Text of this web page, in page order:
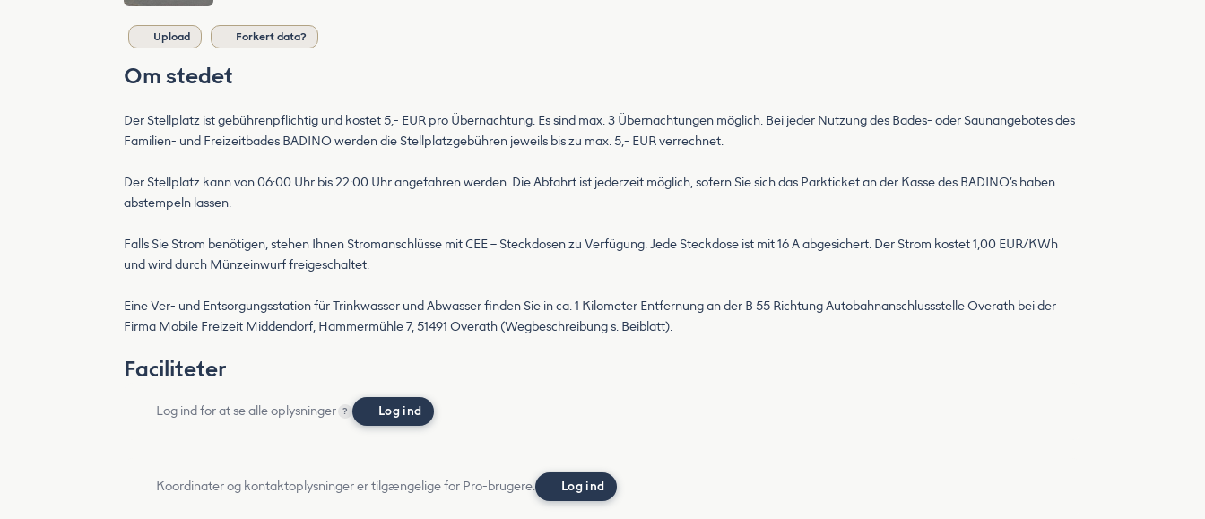
Upload Forkert data?
Om stedet
Der Stellplatz ist gebührenpflichtig und kostet 5,- EUR pro Übernachtung. Es sind max. 3 Übernachtungen möglich. Bei jeder Nutzung des Bades- oder Saunangebotes des
Familien- und Freizeitbades BADINO werden die Stellplatzgebühren jeweils bis zu max. 5,- EUR verrechnet.
Der Stellplatz kann von 06:00 Uhr bis 22:00 Uhr angefahren werden. Die Abfahrt ist jederzeit möglich, sofern Sie sich das Parkticket an der Kasse des BADINO’s haben
abstempeln lassen.
Falls Sie Strom benötigen, stehen Ihnen Stromanschlüsse mit CEE – Steckdosen zu Verfügung. Jede Steckdose ist mit 16 A abgesichert. Der Strom kostet 1,00 EUR/KWh
und wird durch Münzeinwurf freigeschaltet.
Eine Ver- und Entsorgungsstation für Trinkwasser und Abwasser finden Sie in ca. 1 Kilometer Entfernung an der B 55 Richtung Autobahnanschlussstelle Overath bei der
Firma Mobile Freizeit Middendorf, Hammermühle 7, 51491 Overath (Wegbeschreibung s. Beiblatt).
Faciliteter
Log ind for at se alle oplysninger ? Log ind
Koordinater og kontaktoplysninger er tilgængelige for Pro-brugere. Log ind